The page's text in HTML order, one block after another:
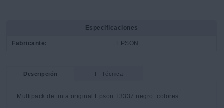
Especificaciones
Fabricante: EPSON
Descripción F. Técnica
Multipack de tinta original Epson T3337 negro+colores